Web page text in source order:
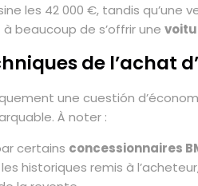
les 42 000 €, tandis
beaucoup de s’offrir une
de l’achat
une cuestión
À noter :
certains concessionnaires
historiques remis à